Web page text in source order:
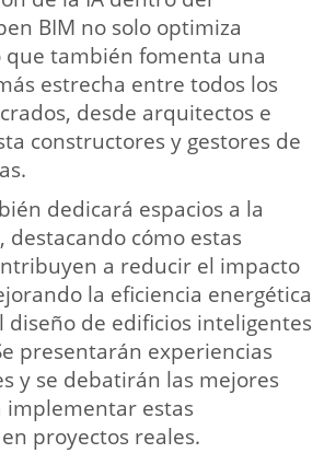
BIM no solo optimiza
que también fomenta una
estrecha entre todos los
desde arquitectos e
constructores y gestores de
dedicará espacios a la
destacando cómo estas
a reducir el impacto
la eficiencia energética
diseño de edificios inteligentes
presentarán experiencias
y se debatirán las mejores
implementar estas
proyectos reales.